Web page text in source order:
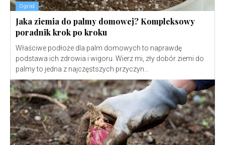
Ogród
Jaka ziemia do palmy domowej? Kompleksowy
poradnik krok po kroku
Właściwe podłoże dla palm domowych to naprawdę
podstawa ich zdrowia i wigoru. Wierz mi, zły dobór ziemi do
palmy to jedna z najczęstszych przyczyn...